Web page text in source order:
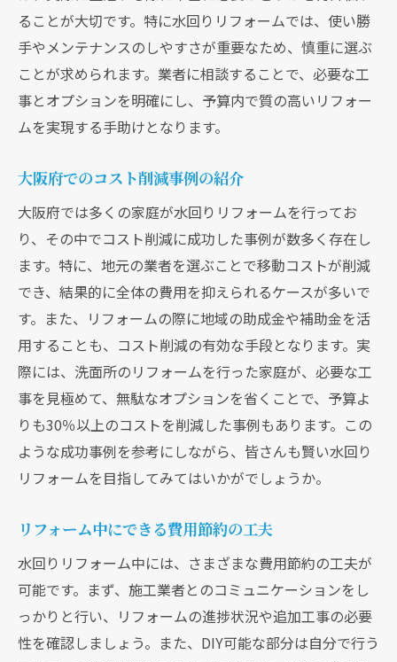
ることが大切です。特に水回りリフォームでは、使い勝
手やメンテナンスのしやすさが重要なため、慎重に選ぶ
ことが求められます。業者に相談することで、必要な工
事とオプションを明確にし、予算内で質の高いリフォー
ムを実現する手助けとなります。
大阪府でのコスト削減事例の紹介
大阪府では多くの家庭が水回りリフォームを行ってお
り、その中でコスト削減に成功した事例が数多く存在し
ます。特に、地元の業者を選ぶことで移動コストが削減
でき、結果的に全体の費用を抑えられるケースが多いで
す。また、リフォームの際に地域の助成金や補助金を活
用することも、コスト削減の有効な手段となります。実
際には、洗面所のリフォームを行った家庭が、必要な工
事を見極めて、無駄なオプションを省くことで、予算よ
りも30％以上のコストを削減した事例もあります。この
ような成功事例を参考にしながら、皆さんも賢い水回り
リフォームを目指してみてはいかがでしょうか。
リフォーム中にできる費用節約の工夫
水回りリフォーム中には、さまざまな費用節約の工夫が
可能です。まず、施工業者とのコミュニケーションをし
っかりと行い、リフォームの進捗状況や追加工事の必要
性を確認しましょう。また、DIY可能な部分は自分で行う